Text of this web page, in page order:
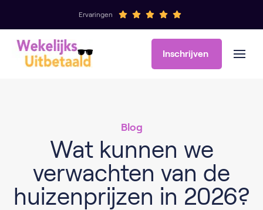
Ervaringen
Inschrijven
Blog
Wat kunnen we
verwachten van de
huizenprijzen in 2026?